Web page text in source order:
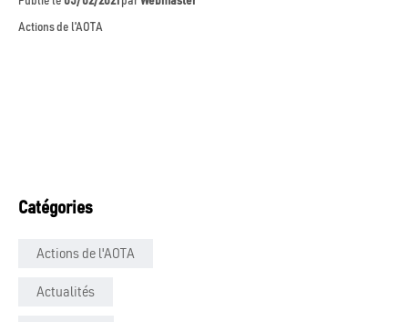
Actions de l'AOTA
Catégories
Actions de l'AOTA
Actualités